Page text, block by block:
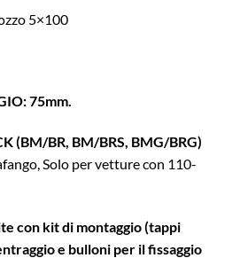
5×100
75mm.
(BM/BR, BM/BRS, BMG/BRG)
Solo per vetture con 110-
con kit di montaggio (tappi
e bulloni per il fissaggio